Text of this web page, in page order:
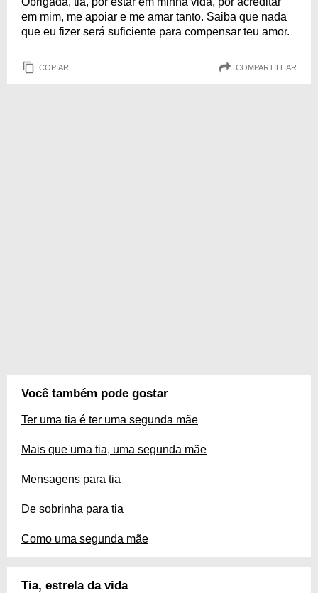
em mim, me apoiar e me amar tanto. Saiba que nada
que eu fizer será suficiente para compensar teu amor.
COPIAR COMPARTILHAR
Você também pode gostar
Ter uma tia é ter uma segunda mãe
Mais que uma tia, uma segunda mãe
Mensagens para tia
De sobrinha para tia
Como uma segunda mãe
Tia, estrela da vida